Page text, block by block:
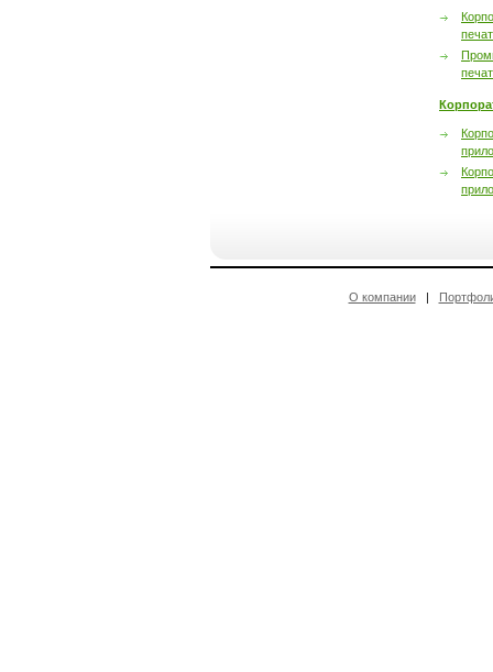
О компании|